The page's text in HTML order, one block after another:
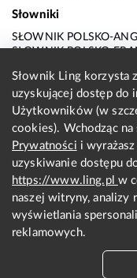
Słowniki
SŁOWNIK POLSKO-
SŁOWNIK POLSKO-
SŁOWNIK POLSKO-
SŁOWNIK POLSKO-
SŁOWNIK POLSKO-
SŁOWNIK ANGIELSKO-
SŁOWNIK FRANCUSKO-
SŁOWNIK WŁOSKO-
SŁOWNIK
SŁOWNIK NIEMIECKO-
SŁOWNIK ROSYJSKO-
O nas
KONTAKT Z REDAKCJĄ
Słownik Ling korzysta
uzyskującej dostęp do
Użytkowników (w
cookies). Wchodząc
Prywatności i
uzyskiwanie dostępu
https://www.ling.plw
naszej witryny, analizy
wyświetlania
reklamowych.